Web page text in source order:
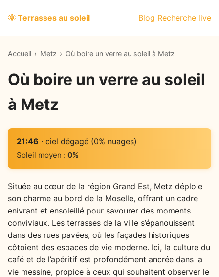
🌞 Terrasses au soleil Blog Recherche live
Accueil › Metz › Où boire un verre au soleil à Metz
Où boire un verre au soleil
à Metz
21:46 · ciel dégagé (0% nuages)
Soleil moyen : 0%
Située au cœur de la région Grand Est, Metz déploie
son charme au bord de la Moselle, offrant un cadre
enivrant et ensoleillé pour savourer des moments
conviviaux. Les terrasses de la ville s’épanouissent
dans des rues pavées, où les façades historiques
côtoient des espaces de vie moderne. Ici, la culture du
café et de l’apéritif est profondément ancrée dans la
vie messine, propice à ceux qui souhaitent observer le